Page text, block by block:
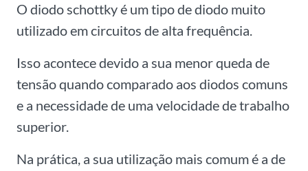
O diodo schottky é um tipo de diodo muito
utilizado em circuitos de alta frequência.
Isso acontece devido a sua menor queda de
tensão quando comparado aos diodos comuns
e a necessidade de uma velocidade de trabalho
superior.
Na prática, a sua utilização mais comum é a de